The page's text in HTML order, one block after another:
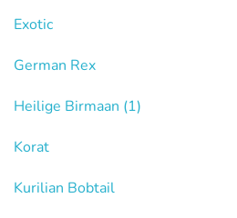
Exotic
German Rex
Heilige Birmaan (1)
Korat
Kurilian Bobtail